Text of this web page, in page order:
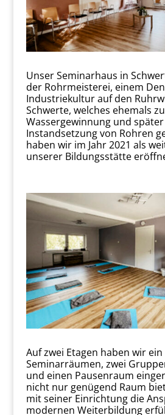
Unser Seminarhaus in
der Rohrmeisterei, einem
Industriekultur auf den
Schwerte, welches ehemals
Wassergewinnung und
Instandsetzung von Rohren
haben wir im Jahr 2021 als
unserer Bildungsstätte
Auf zwei Etagen haben wir
Seminarräumen, zwei
und einen Pausenraum
nicht nur genügend Raum
mit seiner Einrichtung die
modernen Weiterbildung